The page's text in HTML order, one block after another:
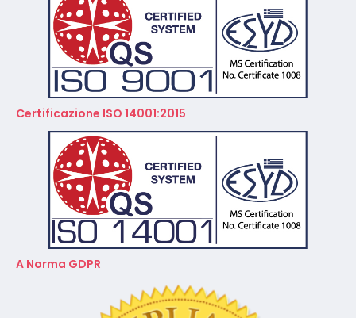
Certificazione ISO 14001:2015
A Norma GDPR